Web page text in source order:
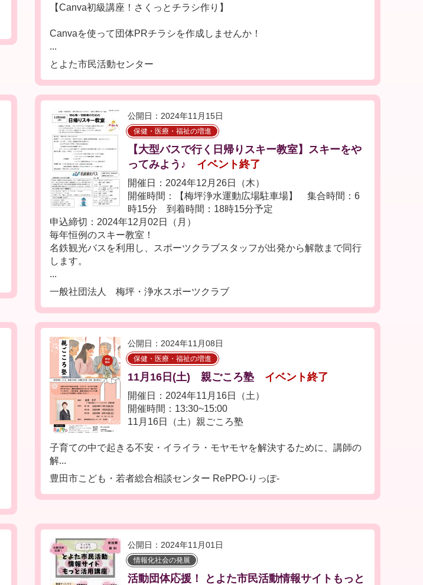
【Canva初級講座！さくっとチラシ作り】
Canvaを使って団体PRチラシを作成しませんか！
...
とよた市民活動センター
公開日：2024年11月15日
保健・医療・福祉の増進
【大型バスで行く日帰りスキー教室】スキーをや
ってみよう♪
イベント終了
開催日：2024年12月26日（木）
開催時間：【梅坪浄水運動広場駐車場】 集合時間：6
時15分 到着時間：18時15分予定
申込締切：2024年12月02日（月）
毎年恒例のスキー教室！
名鉄観光バスを利用し、スポーツクラブスタッフが出発から解散まで同行
します。
...
一般社団法人 梅坪・浄水スポーツクラブ
公開日：2024年11月08日
保健・医療・福祉の増進
11月16日(土) 親ごころ塾 イベント終了
開催日：2024年11月16日（土）
開催時間：13:30~15:00
11月16日（土）親ごころ塾
子育ての中で起きる不安・イライラ・モヤモヤを解決するために、講師の
解...
豊田市こども・若者総合相談センター RePPO-りっぽ-
公開日：2024年11月01日
情報化社会の発展
活動団体応援！ とよた市民活動情報サイトもっと